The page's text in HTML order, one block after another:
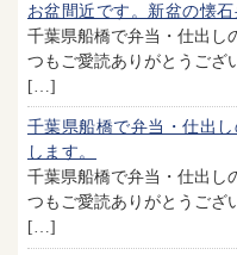
お盆間近です。新盆の懐
千葉県船橋で弁当・仕出し
つもご愛読ありがとうござ
[…]
千葉県船橋で弁当・仕出
します。
千葉県船橋で弁当・仕出し
つもご愛読ありがとうござ
[…]